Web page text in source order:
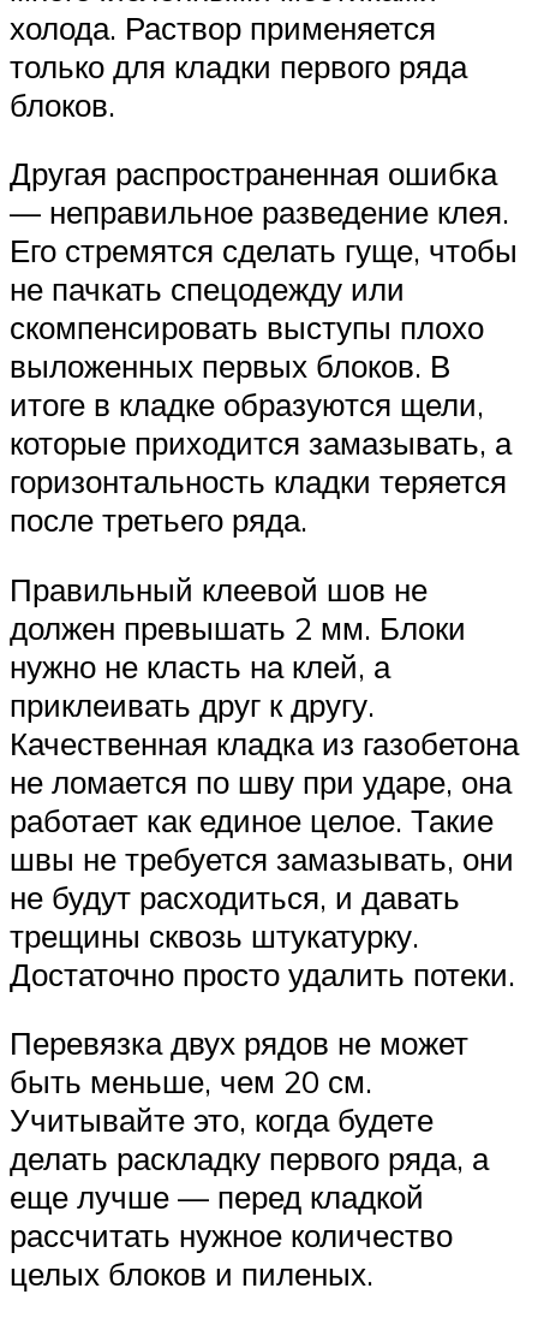
холода. Раствор применяется
только для кладки первого ряда
блоков.
Другая распространенная ошибка
— неправильное разведение клея.
Его стремятся сделать гуще, чтобы
не пачкать спецодежду или
скомпенсировать выступы плохо
выложенных первых блоков. В
итоге в кладке образуются щели,
которые приходится замазывать, а
горизонтальность кладки теряется
после третьего ряда.
Правильный клеевой шов не
должен превышать 2 мм. Блоки
нужно не класть на клей, а
приклеивать друг к другу.
Качественная кладка из газобетона
не ломается по шву при ударе, она
работает как единое целое. Такие
швы не требуется замазывать, они
не будут расходиться, и давать
трещины сквозь штукатурку.
Достаточно просто удалить потеки.
Перевязка двух рядов не может
быть меньше, чем 20 см.
Учитывайте это, когда будете
делать раскладку первого ряда, а
еще лучше — перед кладкой
рассчитать нужное количество
целых блоков и пиленых.